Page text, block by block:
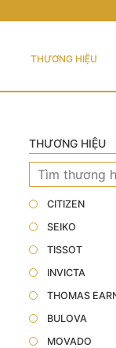
THƯƠNG HIỆU
THƯƠNG HIỆU
CITIZEN
SEIKO
TISSOT
INVICTA
THOMAS
BULOVA
MOVADO